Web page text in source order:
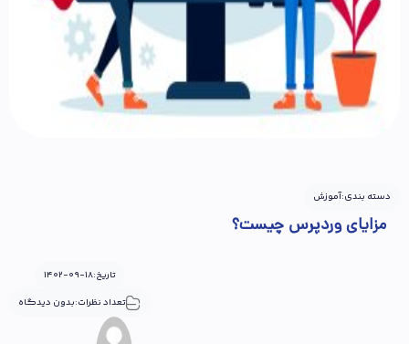
دسته بندی:آموزش
مزایای وردپرس چیست؟
تاریخ:1402-09-18
تعداد نظرات:بدون دیدگاه